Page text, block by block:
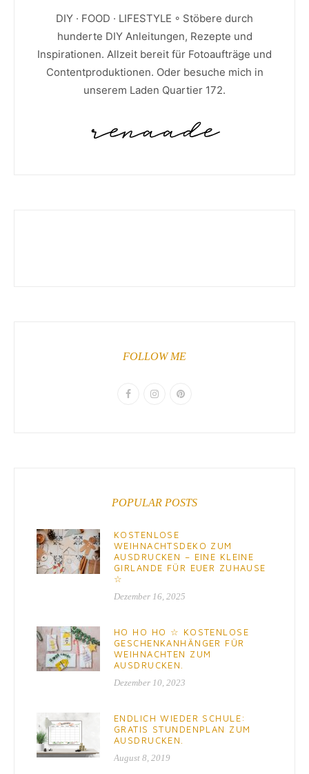
DIY · FOOD · LIFESTYLE ◦ Stöbere durch
hunderte DIY Anleitungen, Rezepte und
Inspirationen. Allzeit bereit für Fotoaufträge und
Contentproduktionen. Oder besuche mich in
unserem Laden Quartier 172.
FOLLOW ME
POPULAR POSTS
KOSTENLOSE
WEIHNACHTSDEKO ZUM
AUSDRUCKEN – EINE KLEINE
GIRLANDE FÜR EUER ZUHAUSE
☆
Dezember 16, 2025
HO HO HO ☆ KOSTENLOSE
GESCHENKANHÄNGER FÜR
WEIHNACHTEN ZUM
AUSDRUCKEN.
Dezember 10, 2023
ENDLICH WIEDER SCHULE:
GRATIS STUNDENPLAN ZUM
AUSDRUCKEN.
August 8, 2019